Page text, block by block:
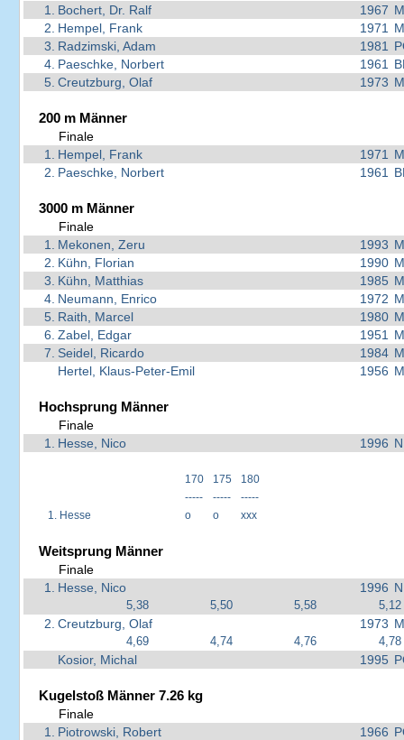
1.
Bochert, Dr. Ralf 1967
2. Hempel, Frank 1971
3. Radzimski, Adam 1981
4. Paeschke, Norbert 1961
5. Creutzburg, Olaf 1973
200 m Männer
Finale
1.
Hempel, Frank 1971
2. Paeschke, Norbert 1961
3000 m Männer
Finale
1.
Mekonen, Zeru 1993
2. Kühn, Florian 1990
3. Kühn, Matthias 1985
4. Neumann, Enrico 1972
5. Raith, Marcel 1980
6. Zabel, Edgar 1951
7. Seidel, Ricardo 1984
Hertel, Klaus-Peter-Emil
1956
Hochsprung Männer
Finale
1.
Hesse, Nico 1996
170 175
180
-----
-----
-----
1. Hesse o o xxx
Weitsprung Männer
Finale
1.
Hesse, Nico 1996
5,38 5,50 5,58 5,12
2. Creutzburg, Olaf 1973
4,69 4,74 4,76 4,78
Kosior, Michal 1995
Kugelstoß Männer 7.26 kg
Finale
1.
Piotrowski, Robert 1966